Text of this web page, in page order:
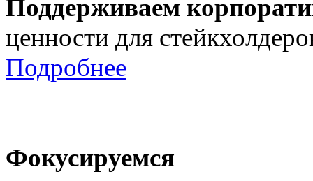
Поддерживаем
ценности для
Подробнее
Фокусируемся